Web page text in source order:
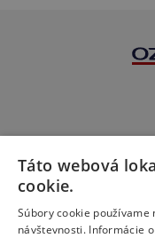
Táto webová
cookie.
Súbory cookie
návštevnosti. Informácie